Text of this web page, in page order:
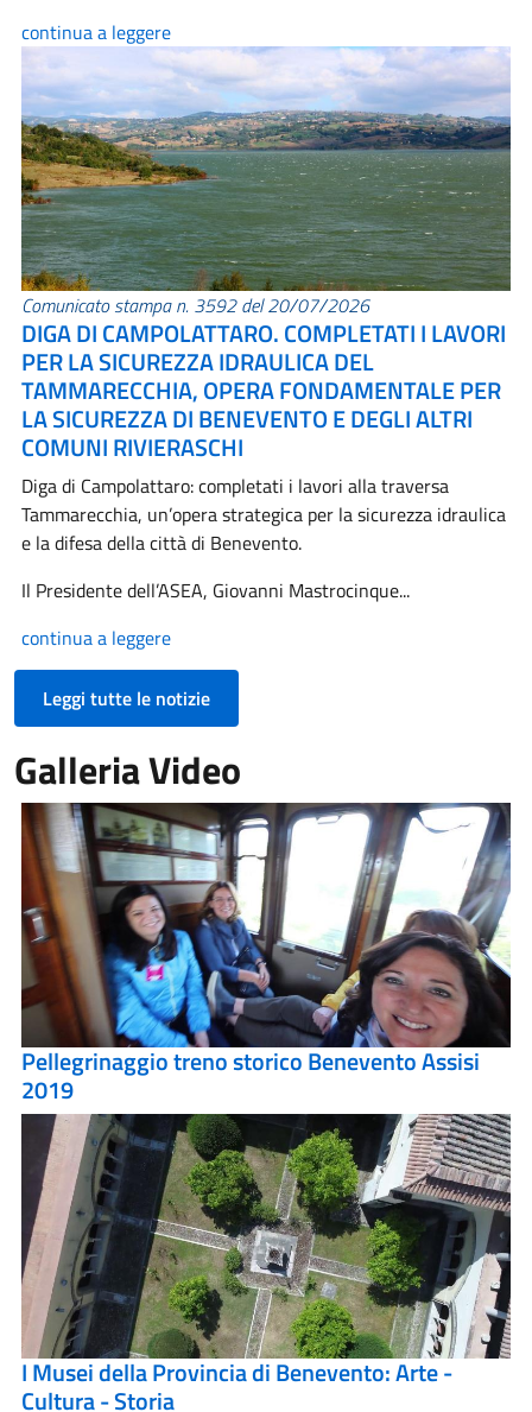
continua a leggere
Comunicato stampa n. 3592 del 20/07/2026
DIGA DI CAMPOLATTARO. COMPLETATI I LAVORI
PER LA SICUREZZA IDRAULICA DEL
TAMMARECCHIA, OPERA FONDAMENTALE PER
LA SICUREZZA DI BENEVENTO E DEGLI ALTRI
COMUNI RIVIERASCHI
Diga di Campolattaro: completati i lavori alla traversa
Tammarecchia, un’opera strategica per la sicurezza idraulica
e la difesa della città di Benevento.
Il Presidente dell’ASEA, Giovanni Mastrocinque...
continua a leggere
Leggi tutte le notizie
Galleria Video
Pellegrinaggio treno storico Benevento Assisi
2019
I Musei della Provincia di Benevento: Arte -
Cultura - Storia